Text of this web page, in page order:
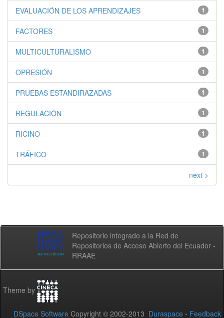
1
EVALUACIÓN DE LOS APRENDIZAJES
1
FACTORES
1
MULTICULTURALISMO
1
OPRESIÓN
1
PRUEBAS ESTANDIRAZADAS
1
REGULACIÓN
1
RICINO
1
TRÁFICO
next >
Repositorio integrado a la Red de
Repositorios de Acceso Abierto del Ecuador -
RRAAE
Theme by
DSpace Software Copyright © 2002-2013 Duraspace - Feedback